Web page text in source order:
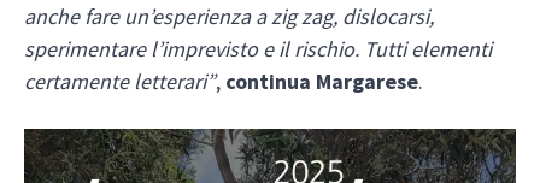
anche fare un’esperienza a zig zag, dislocarsi,
sperimentare l’imprevisto e il rischio. Tutti elementi
certamente letterari”, continua Margarese.